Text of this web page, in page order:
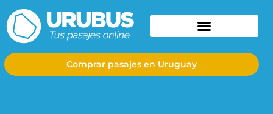
Comprar pasajes en Uruguay